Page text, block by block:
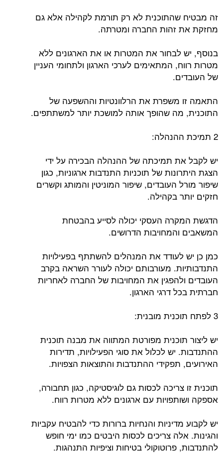
זה מבטיח שהתוכנית לא רק תורמת לקהילה אלא גם
מחזקת את זהות החברה ומטרתה.
בנוסף, יש לבחור את המטרות או את הארגונים ללא
מטרות רווח, המתאימים לערכי הארגון ולתחומי העניין
של העובדים.
התאמה זו משפרת את הרלוונטיות וההשפעה של
התוכנית, מה שהופך אותה למושכת יותר למשתתפים.
2 תמיכת ההנהלה:
יש לקבל את תמיכתה של ההנהלה הבכירה על ידי
הצגת היתרונות של תוכניות התנדבות ארגוניות, כגון
שיפור מורל העובדים, שיפור המוניטין והמותג וקשרים
חזקים יותר בקהילה.
הדגשת המקרה העסקי יכולה לסייע בהבטחת
המשאבים והמחויבות הדרושים.
כמן כן יש לעודד את המנהלים להשתתף בפעילויות
התנדבותיות. מעורבותם יכולה לעורר השראה בקרב
העובדים ולהפגין את המחויבות של החברה לאחריות
חברתית בכל דרגי הארגון.
3 לפתח תוכנית מובנית:
יש ליצור תוכנית מפורטת המתווה את מבנה תוכנית
ההתנדבות. יש לכלול את סוגי הפעילויות, תדירות
האירועים, תפקידי ההתנדבות והתוצאות הצפויות.
תוכנית זו צריכה לכסות גם לוגיסטיקה, כגון תחבורה,
אספקה ​​ושותפויות עם ארגונים ללא מטרות רווח.
יש לקבוע מדיניות והנחיות ברורות כדי להבטיח עקביות
והגינות. אלה צריכים לכסות היבטים כמו ימי חופש
להתנדבות, פרוטוקולי בטיחות וציפיות התנהגות.